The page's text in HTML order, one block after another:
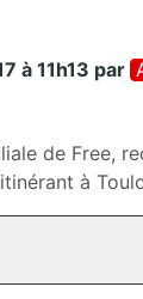
à 11h13 par
de Free,
à